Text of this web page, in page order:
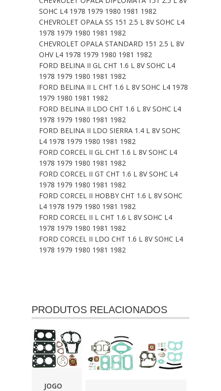
SOHC L4 1978 1979 1980 1981 1982
CHEVROLET OPALA SS 151 2.5 L 8V SOHC L4
1978 1979 1980 1981 1982
CHEVROLET OPALA STANDARD 151 2.5 L 8V
OHV L4 1978 1979 1980 1981 1982
FORD BELINA II GL CHT 1.6 L 8V SOHC L4
1978 1979 1980 1981 1982
FORD BELINA II L CHT 1.6 L 8V SOHC L4 1978
1979 1980 1981 1982
FORD BELINA II LDO CHT 1.6 L 8V SOHC L4
1978 1979 1980 1981 1982
FORD BELINA II LDO SIERRA 1.4 L 8V SOHC
L4 1978 1979 1980 1981 1982
FORD CORCEL II GL CHT 1.6 L 8V SOHC L4
1978 1979 1980 1981 1982
FORD CORCEL II GT CHT 1.6 L 8V SOHC L4
1978 1979 1980 1981 1982
FORD CORCEL II HOBBY CHT 1.6 L 8V SOHC
L4 1978 1979 1980 1981 1982
FORD CORCEL II L CHT 1.6 L 8V SOHC L4
1978 1979 1980 1981 1982
FORD CORCEL II LDO CHT 1.6 L 8V SOHC L4
1978 1979 1980 1981 1982
PRODUTOS RELACIONADOS
JOGO